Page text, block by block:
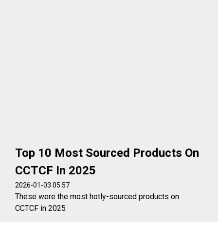
Top 10 Most Sourced Products On
CCTCF In 2025
2026-01-03 05:57
These were the most hotly-sourced products on
CCTCF in 2025